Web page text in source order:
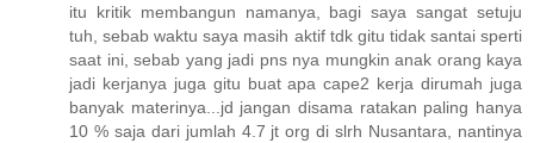
itu kritik membangun namanya, bagi saya sangat setuju
tuh, sebab waktu saya masih aktif tdk gitu tidak santai sperti
saat ini, sebab yang jadi pns nya mungkin anak orang kaya
jadi kerjanya juga gitu buat apa cape2 kerja dirumah juga
banyak materinya...jd jangan disama ratakan paling hanya
10 % saja dari jumlah 4.7 jt org di slrh Nusantara, nantinya